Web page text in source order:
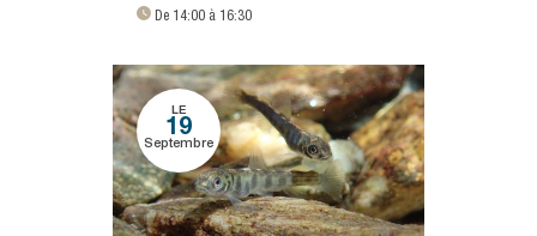
De 14:00 à 16:30
LE
19
Septembre